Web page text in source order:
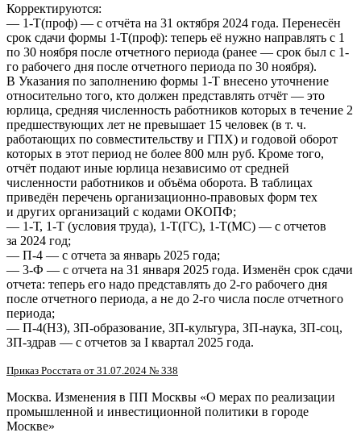
Корректируются:
— 1-Т(проф) — с отчёта на 31 октября 2024 года. Перенесён
срок сдачи формы 1-Т(проф): теперь её нужно направлять с 1
по 30 ноября после отчетного периода (ранее — срок был с 1-
го рабочего дня после отчетного периода по 30 ноября).
В Указания по заполнению формы 1-Т внесено уточнение
относительно того, кто должен представлять отчёт — это
юрлица, средняя численность работников которых в течение 2
предшествующих лет не превышает 15 человек (в т. ч.
работающих по совместительству и ГПХ) и годовой оборот
которых в этот период не более 800 млн руб. Кроме того,
отчёт подают иные юрлица независимо от средней
численности работников и объёма оборота. В таблицах
приведён перечень организационно-правовых форм тех
и других организаций с кодами ОКОПФ;
— 1-Т, 1-Т (условия труда), 1-Т(ГС), 1-Т(МС) — с отчетов
за 2024 год;
— П-4 — с отчета за январь 2025 года;
— 3-Ф — с отчета на 31 января 2025 года. Изменён срок сдачи
отчета: теперь его надо представлять до 2-го рабочего дня
после отчетного периода, а не до 2-го числа после отчетного
периода;
— П-4(НЗ), ЗП-образование, ЗП-культура, ЗП-наука, ЗП-соц,
ЗП-здрав — с отчетов за I квартал 2025 года.
Приказ Росстата от 31.07.2024 № 338
Москва. Изменения в ПП Москвы «О мерах по реализации
промышленной и инвестиционной политики в городе
Москве»